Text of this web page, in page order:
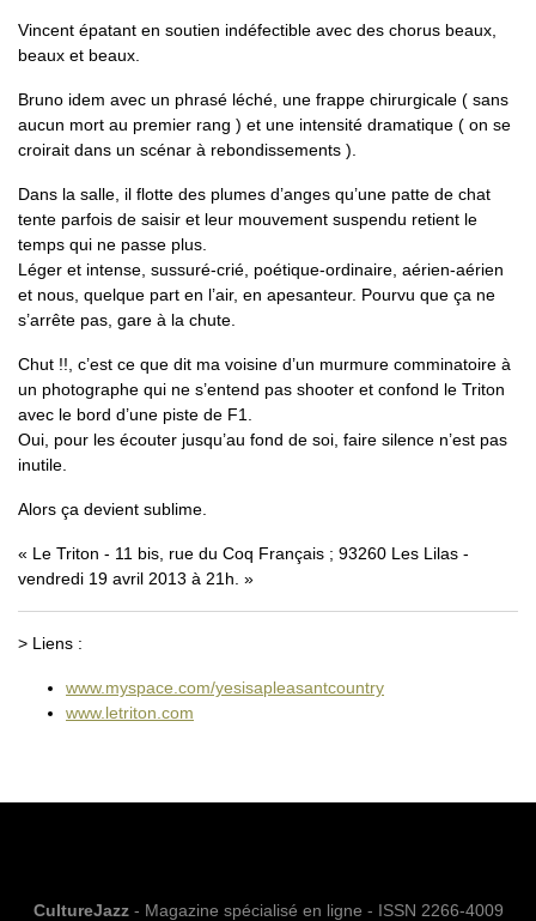
Vincent épatant en soutien indéfectible avec des chorus beaux,
beaux et beaux.
Bruno idem avec un phrasé léché, une frappe chirurgicale ( sans
aucun mort au premier rang ) et une intensité dramatique ( on se
croirait dans un scénar à rebondissements ).
Dans la salle, il flotte des plumes d’anges qu’une patte de chat
tente parfois de saisir et leur mouvement suspendu retient le
temps qui ne passe plus.
Léger et intense, sussuré-crié, poétique-ordinaire, aérien-aérien
et nous, quelque part en l’air, en apesanteur. Pourvu que ça ne
s’arrête pas, gare à la chute.
Chut !!, c’est ce que dit ma voisine d’un murmure comminatoire à
un photographe qui ne s’entend pas shooter et confond le Triton
avec le bord d’une piste de F1.
Oui, pour les écouter jusqu’au fond de soi, faire silence n’est pas
inutile.
Alors ça devient sublime.
Le Triton - 11 bis, rue du Coq Français ; 93260 Les Lilas -
vendredi 19 avril 2013 à 21h.
> Liens :
www.myspace.com/yesisapleasantcountry
www.letriton.com
CultureJazz- Magazine spécialisé en ligne - ISSN 2266-4009